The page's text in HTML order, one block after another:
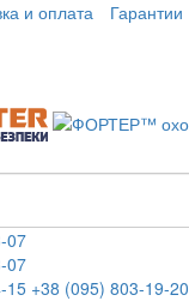
и оплата Гарантии
07
07
15 +38 (095) 803-19-20